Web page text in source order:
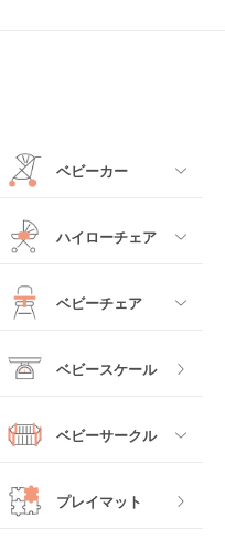
ベビーカー
すべて
ベビーカーその他
ハイローチェア
すべて
ベビーチェア
すべて
テーブルチェア
ベビースケール
ベビーサークル
すべて
プレイマット